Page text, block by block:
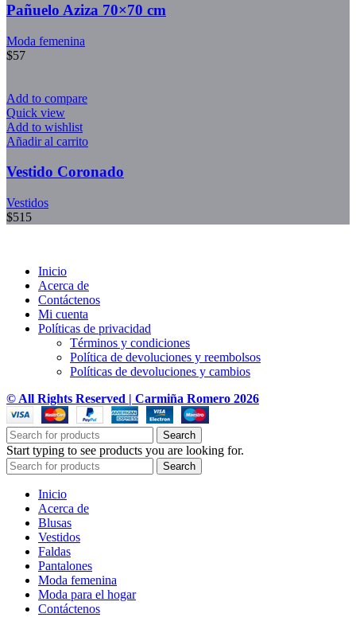
Pañuelo Aziza 70×70 cm
Moda femenina
$57
Add to compare
Quick view
Add to wishlist
Añadir al carrito
Vestido Coronado
Vestidos
$515
Inicio
Acerca de
Contáctenos
Mi cuenta
Políticas de privacidad
Términos y condiciones
Política de devoluciones y reembolsos
Políticas de devoluciones y cambios
© All Rights Reserved | Carmiña Romero 2026
Search
Start typing to see products you are looking for.
Search
Inicio
Acerca de
Blusas
Vestidos
Faldas
Pantalones
Moda femenina
Moda para el hogar
Contáctenos